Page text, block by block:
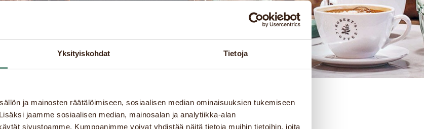
Yksityiskohdat Tietoja
ja mainosten räätälöimiseen, sosiaalisen median ominaisuuksien tukemiseen
jaamme sosiaalisen median, mainosalan ja analytiikka-alan
sivustoamme. Kumppanimme voivat yhdistää näitä tietoja muihin tietoihin, joita